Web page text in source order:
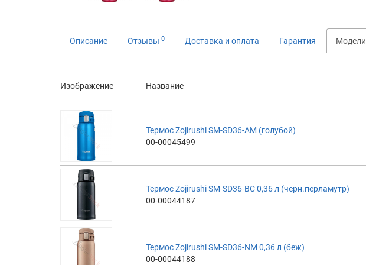
Описание Отзывы 0 Доставка и оплата Гарантия Модели
Изображение Название
Термос Zojirushi SM-SD36-AM (голубой)
00-00045499
Термос Zojirushi SM-SD36-BC 0,36 л (черн.перламутр)
00-00044187
Термос Zojirushi SM-SD36-NM 0,36 л (беж)
00-00044188